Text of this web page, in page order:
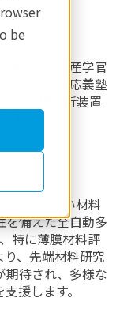
be
と地域産学官
結し、「慶応義塾
目的X線回折装置
ど、幅広い材料
を備えた全自動多
特に薄膜材料評
、先端材料研究
期待され、多様な
援します。